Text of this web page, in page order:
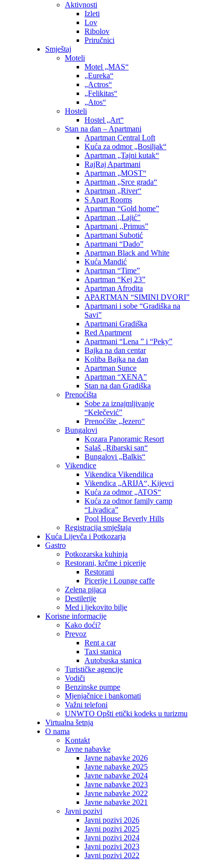
Aktivnosti
Izleti
Lov
Ribolov
Priručnici
Smještaj
Moteli
Motel „MAS“
„Eureka“
„Actros“
„Felikitas“
„Atos“
Hosteli
Hostel „Art“
Stan na dan – Apartmani
Apartman Central Loft
Kuća za odmor „Bosiljak“
Apartman „Tajni kutak“
RajRaj Apartmani
Apartman „MOST“
Apartman „Srce grada“
Apartman „River“
S Apart Rooms
Apartman “Gold home”
Apartman ,,Lajić”
Apartmani ,,Primus”
Apartmani Subotić
Apartmani “Dado”
Apartman Black and White
Kuća Mandić
Apartman “Time”
Apartman “Kej 23”
Apartman Afrodita
APARTMAN “SIMINI DVORI”
Apartmani i sobe “Gradiška na
Savi”
Apartmani Gradiška
Red Apartment
Apartmani “Lena ” i “Peky”
Bajka na dan centar
Koliba Bajka na dan
Apartman Sunce
Apartman “XENA”
Stan na dan Gradiška
Prenoćišta
Sobe za iznajmljivanje
“Kelečević”
Prenoćište „Jezero“
Bungalovi
Kozara Panoramic Resort
Salaš „Ribarski san“
Bungalovi „Balkis“
Vikendice
Vikendica Vikendilica
Vikendica „ARIJA“, Kijevci
Kuća za odmor „ATOS“
Kuća za odmor family camp
“Livadica”
Pool House Beverly Hills
Registracija smještaja
Kuća Lijevča i Potkozarja
Gastro
Potkozarska kuhinja
Restorani, krčme i picerije
Restorani
Picerije i Lounge caffe
Zelena pijaca
Destilerije
Med i ljekovito bilje
Korisne informacije
Kako doći?
Prevoz
Rent a car
Taxi stanica
Autobuska stanica
Turističke agencije
Vodiči
Benzinske pumpe
Mjenjačnice i bankomati
Važni telefoni
UNWTO Opšti etički kodeks u turizmu
Virtualna šetnja
O nama
Kontakt
Javne nabavke
Javne nabavke 2026
Javne nabavke 2025
Javne nabavke 2024
Javne nabavke 2023
Javne nabavke 2022
Javne nabavke 2021
Javni pozivi
Javni pozivi 2026
Javni pozivi 2025
Javni pozivi 2024
Javni pozivi 2023
Javni pozivi 2022